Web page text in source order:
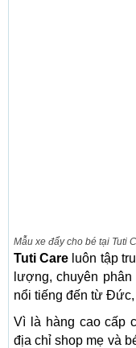
Mẫu xe đẩy cho bé tại Tuti
Tuti Care luôn tập
lượng, chuyên
nổi tiếng đến từ
Vì là hàng cao cấp
địa chỉ shop mẹ và